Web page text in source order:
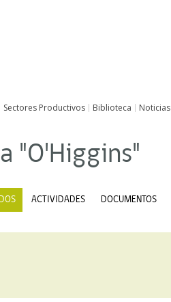
Sectores Productivos Biblioteca Noticias
"O'Higgins"
ACTIVIDADES DOCUMENTOS